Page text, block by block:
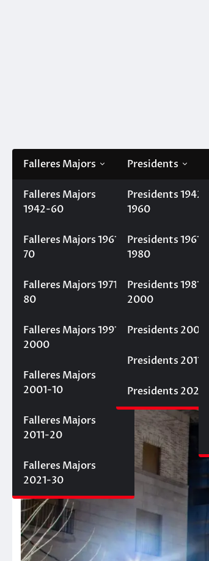
Falleres Majors
Falleres Majors
1942-60
Falleres Majors 1961-
70
Falleres Majors 1971-
80
Falleres Majors 1991-
2000
Falleres Majors
2001-10
Falleres Majors
2011-20
Falleres Majors
2021-30
Presidents
Presidents 1942-
1960
Presidents 1961-
1980
Presidents 1981-
2000
Presidents 2001-
Presidents 2011-
Presidents 2021-
Filà Mercaders
Home Monuments Una altra
Una altra
18 de març de 2024 Fallaelmercat